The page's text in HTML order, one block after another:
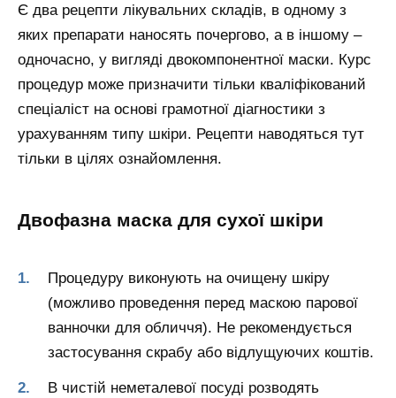
Є два рецепти лікувальних складів, в одному з
яких препарати наносять почергово, а в іншому –
одночасно, у вигляді двокомпонентної маски. Курс
процедур може призначити тільки кваліфікований
спеціаліст на основі грамотної діагностики з
урахуванням типу шкіри. Рецепти наводяться тут
тільки в цілях ознайомлення.
Двофазна маска для сухої шкіри
Процедуру виконують на очищену шкіру
(можливо проведення перед маскою парової
ванночки для обличчя). Не рекомендується
застосування скрабу або відлущуючих коштів.
В чистій неметалевої посуді розводять